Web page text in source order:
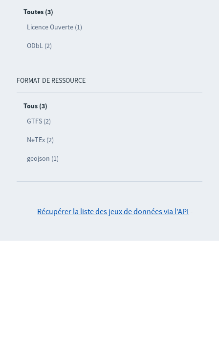
Toutes (3)
Licence Ouverte (1)
ODbL (2)
FORMAT DE RESSOURCE
Tous (3)
GTFS (2)
NeTEx (2)
geojson (1)
Récupérer la liste des jeux de données via l'API -